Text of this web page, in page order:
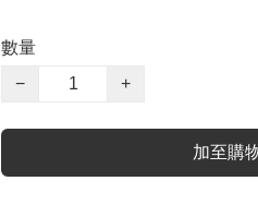
數量
−
+
加至購